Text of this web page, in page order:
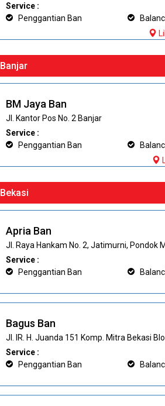
Service :
Penggantian Ban
Banjar
BM Jaya Ban
Jl. Kantor Pos No. 2 Banjar
Service :
Penggantian Ban
Bekasi
Apria Ban
Jl. Raya Hankam No. 2, Jatimurni, Pondok
Service :
Penggantian Ban
Bagus Ban
Jl. IR. H. Juanda 151 Komp. Mitra Bekasi
Service :
Penggantian Ban